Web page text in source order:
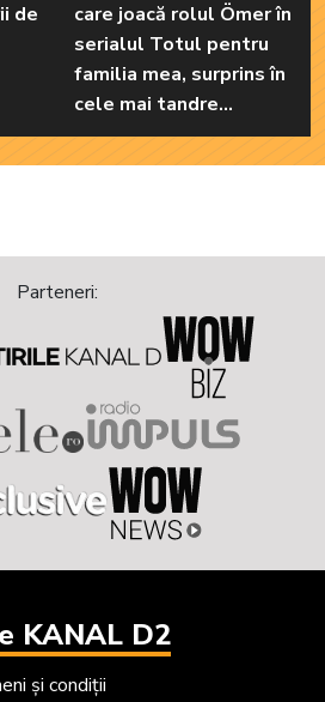
de
care joacă rolul Ömer în
serialul Totul pentru
familia mea, surprins în
cele mai tandre
ipostaze! Ele sunt
marile sale iubiri
Parteneri:
KANAL D2
și condiții